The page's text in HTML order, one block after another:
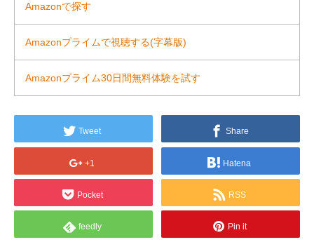
Amazonで探す
Amazonプライムで視聴する(字幕版)
Amazonプライム30日間無料体験を試す
Tweet Share
+1 Hatena
Pocket RSS
feedly Pin it